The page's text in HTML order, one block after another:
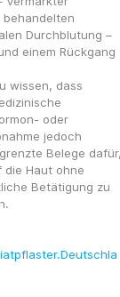
behandelten
Durchblutung –
einem Rückgang
wissen, dass
oder
jedoch
Belege
die Haut ohne
Betätigung zu